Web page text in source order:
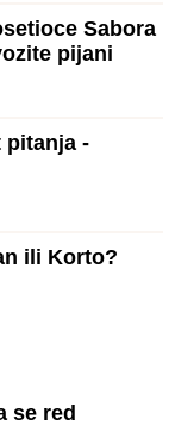
Sabora
pijani
pitanja -
ili Korto?
se red